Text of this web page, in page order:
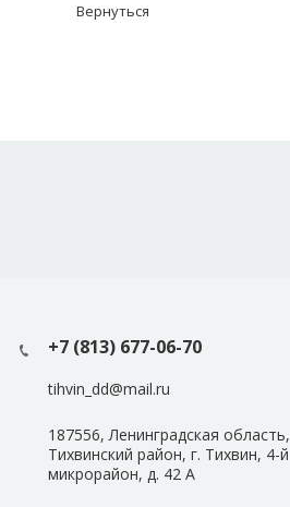
Вернуться
+7 (813) 677-06-70
tihvin_dd@mail.ru
187556, Ленинградская область,
Тихвинский район, г. Тихвин, 4-й
микрорайон, д. 42 А